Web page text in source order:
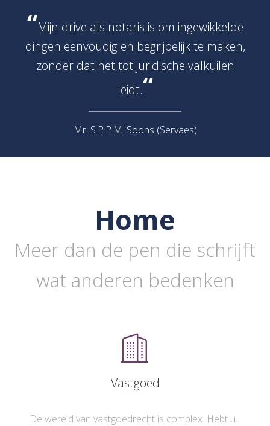
“Mijn drive als notaris is om ingewikkelde
dingen eenvoudig en begrijpelijk te maken,
zonder dat het tot juridische valkuilen
leidt.“
Mr. S.P.P.M. Soons (Servaes)
Home
Meer dan de pen die schrijft
wat anderen bedenken
Vastgoed
De wereld van vastgoedrecht is complex. Hebt u...